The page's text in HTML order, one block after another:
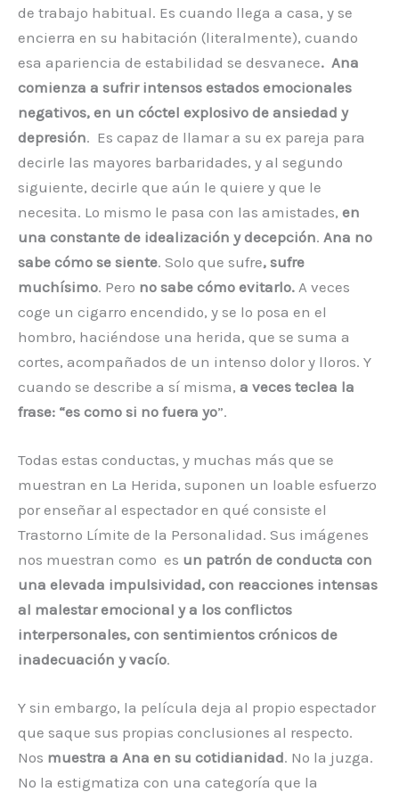
de trabajo habitual. Es cuando llega a casa, y se
encierra en su habitación (literalmente), cuando
esa apariencia de estabilidad se desvanece. Ana
comienza a sufrir intensos estados emocionales
negativos, en un cóctel explosivo de ansiedad y
depresión. Es capaz de llamar a su ex pareja para
decirle las mayores barbaridades, y al segundo
siguiente, decirle que aún le quiere y que le
necesita. Lo mismo le pasa con las amistades, en
una constante de idealización y decepción. Ana no
sabe cómo se siente. Solo que sufre, sufre
muchísimo. Pero no sabe cómo evitarlo. A veces
coge un cigarro encendido, y se lo posa en el
hombro, haciéndose una herida, que se suma a
cortes, acompañados de un intenso dolor y lloros. Y
cuando se describe a sí misma, a veces teclea la
frase: “es como si no fuera yo”.
Todas estas conductas, y muchas más que se
muestran en La Herida, suponen un loable esfuerzo
por enseñar al espectador en qué consiste el
Trastorno Límite de la Personalidad. Sus imágenes
nos muestran como es un patrón de conducta con
una elevada impulsividad, con reacciones intensas
al malestar emocional y a los conflictos
interpersonales, con sentimientos crónicos de
inadecuación y vacío.
Y sin embargo, la película deja al propio espectador
que saque sus propias conclusiones al respecto.
Nos muestra a Ana en su cotidianidad. No la juzga.
No la estigmatiza con una categoría que la